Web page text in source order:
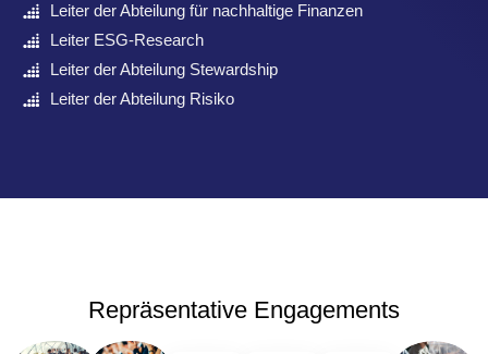
Leiter der Abteilung für nachhaltige Finanzen
Leiter ESG-Research
Leiter der Abteilung Stewardship
Leiter der Abteilung Risiko
Repräsentative Engagements